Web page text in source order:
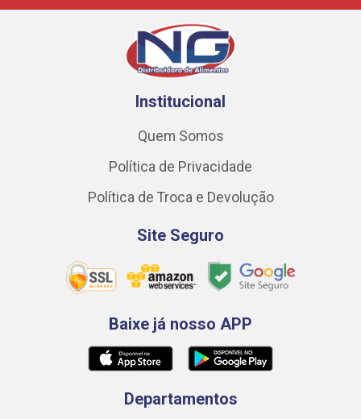
Institucional
Quem Somos
Política de Privacidade
Política de Troca e Devolução
Site Seguro
Baixe já nosso APP
Departamentos